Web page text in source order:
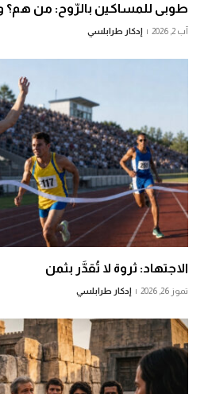
طوبى للمساكين بالرّوح: من هم؟
آب 2, 2026 إدكار طرابلسي
الاجتهاد: ثروة لا تُقدَّر بثمن
تموز 26, 2026 إدكار طرابلسي